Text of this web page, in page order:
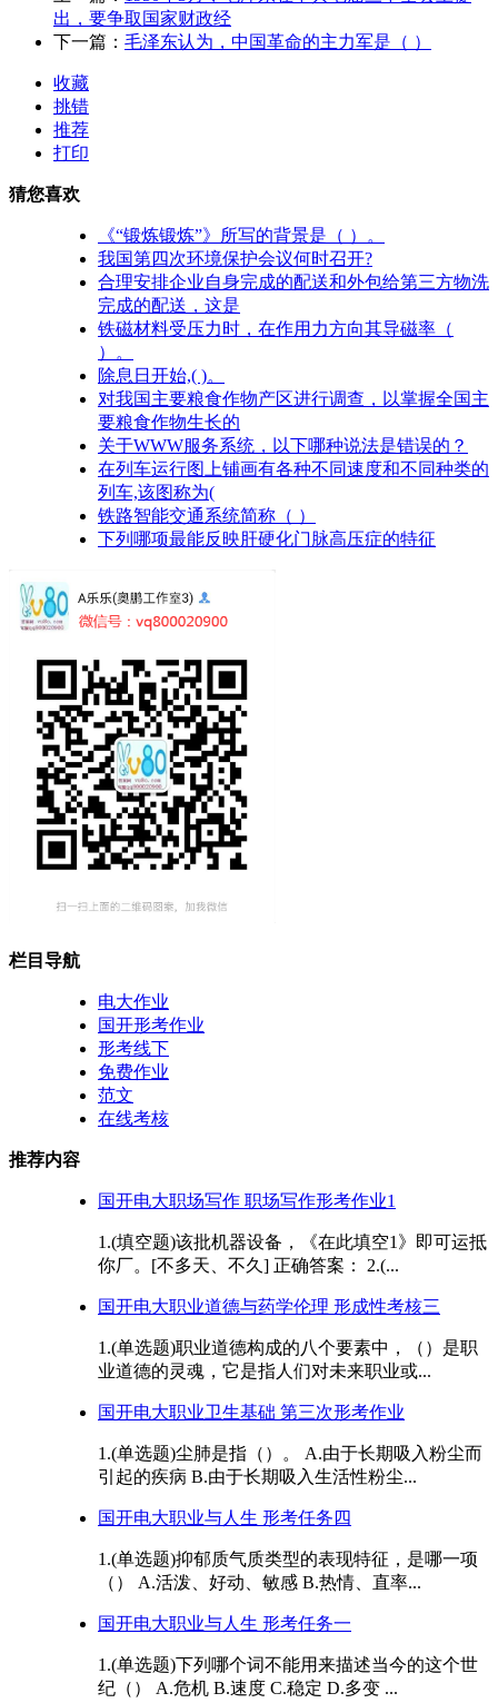
出，要争取国家财政经
下一篇： 毛泽东认为，中国革命的主力军是（ ）
收藏
挑错
推荐
打印
猜您喜欢
《“锻炼锻炼”》所写的背景是（ ）。
我国第四次环境保护会议何时召开?
合理安排企业自身完成的配送和外包给第三方物洗
完成的配送，这是
铁磁材料受压力时，在作用力方向其导磁率（
）。
除息日开始,( )。
对我国主要粮食作物产区进行调查，以掌握全国主
要粮食作物生长的
关于WWW服务系统，以下哪种说法是错误的？
在列车运行图上铺画有各种不同速度和不同种类的
列车,该图称为(
铁路智能交通系统简称（ ）
下列哪项最能反映肝硬化门脉高压症的特征
栏目导航
电大作业
国开形考作业
形考线下
免费作业
范文
在线考核
推荐内容
国开电大职场写作 职场写作形考作业1
1.(填空题)该批机器设备，《在此填空1》即可运抵
你厂。[不多天、不久] 正确答案： 2.(...
国开电大职业道德与药学伦理 形成性考核三
1.(单选题)职业道德构成的八个要素中，（）是职
业道德的灵魂，它是指人们对未来职业或...
国开电大职业卫生基础 第三次形考作业
1.(单选题)尘肺是指（）。 A.由于长期吸入粉尘而
引起的疾病 B.由于长期吸入生活性粉尘...
国开电大职业与人生 形考任务四
1.(单选题)抑郁质气质类型的表现特征，是哪一项
（） A.活泼、好动、敏感 B.热情、直率...
国开电大职业与人生 形考任务一
1.(单选题)下列哪个词不能用来描述当今的这个世
纪（） A.危机 B.速度 C.稳定 D.多变 ...